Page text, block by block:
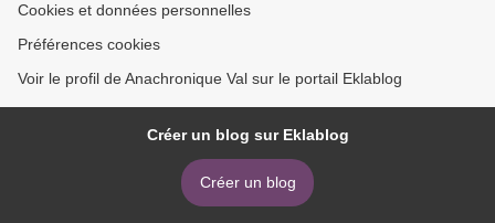
Cookies et données personnelles
Préférences cookies
Voir le profil de Anachronique Val sur le portail Eklablog
Créer un blog sur Eklablog
Créer un blog